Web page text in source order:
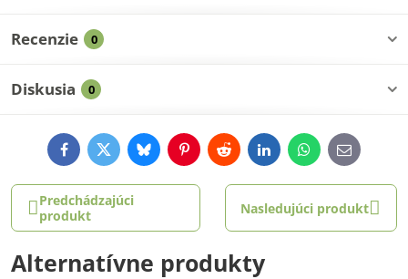
Recenzie 0
Diskusia 0
FacebookTwitterBlueskyPinterestRedditLinkedInWhatsApp
E-
mail
Predchádzajúci
produkt
Nasledujúci produkt
Alternatívne produkty